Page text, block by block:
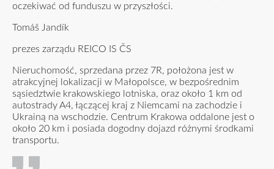
oczekiwać od funduszu w przyszłości.
Tomáš Jandík
prezes zarządu REICO IS ČS
Nieruchomość, sprzedana przez 7R, położona jest w
atrakcyjnej lokalizacji w Małopolsce, w bezpośrednim
sąsiedztwie krakowskiego lotniska, oraz około 1 km od
autostrady A4, łączącej kraj z Niemcami na zachodzie i
Ukrainą na wschodzie. Centrum Krakowa oddalone jest o
około 20 km i posiada dogodny dojazd różnymi środkami
transportu.